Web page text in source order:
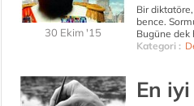
30 Ekim '15
Bir
bence.
Bugüne dek
Kategori :
En